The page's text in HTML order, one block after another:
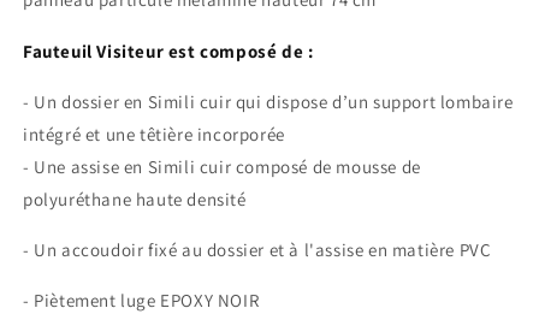
Fauteuil Visiteur est composé de :
- Un dossier en Simili cuir qui dispose d’un support lombaire
intégré et une têtière incorporée
- Une assise en Simili cuir composé de mousse de
polyuréthane haute densité
- Un accoudoir fixé au dossier et à l'assise en matière PVC
- Piètement luge EPOXY NOIR